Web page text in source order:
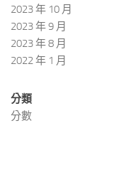
2023 年 10 月
2023 年 9 月
2023 年 8 月
2022 年 1 月
分類
分數